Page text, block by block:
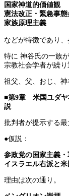
国家神道的価値観
憲法改正・緊急事態
家族原理主義
などが特徴であり、
特に 神谷氏の一族
宗教社会学者が繰り
祖父、父、おじ、神
■第9章 米国ユダヤ
説
批判者が提示する最
●仮説：
参政党の国家主義
イスラエル右派と
理由は次の通り。